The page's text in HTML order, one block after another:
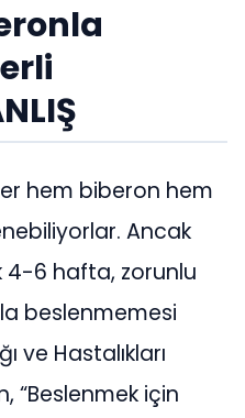
hem biberon hem
Ancak
4-6 hafta, zorunlu
beslenmemesi
ve Hastalıkları
“Beslenmek için